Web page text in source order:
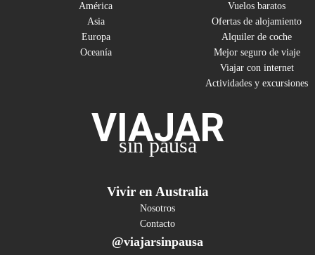
América
Asia
Europa
Oceanía
Vuelos baratos
Ofertas de alojamiento
Alquiler de coche
Mejor seguro de viaje
Viajar con internet
Actividades y excursiones
VIAJAR
sin pausa
Vivir en Australia
Nosotros
Contacto
@viajarsinpausa